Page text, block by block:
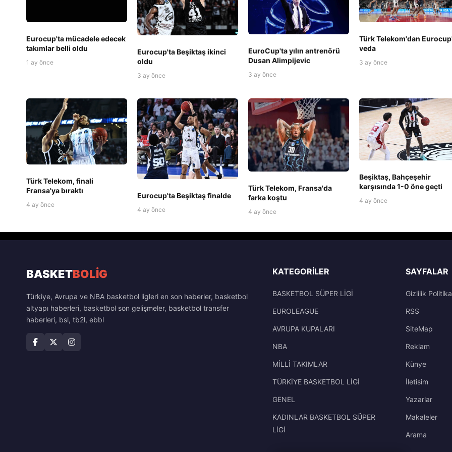
Eurocup'ta mücadele edecek
takımlar belli oldu
1 ay önce
Eurocup'ta Beşiktaş ikinci
oldu
3 ay önce
EuroCup'ta yılın antrenörü
Dusan Alimpijevic
3 ay önce
Türk Telekom'dan
veda
3 ay önce
Türk Telekom, finali
Fransa'ya bıraktı
4 ay önce
Eurocup'ta Beşiktaş finalde
4 ay önce
Türk Telekom, Fransa'da
farka koştu
4 ay önce
Beşiktaş, Bahçeşehir
karşısında 1-0 öne geçti
4 ay önce
BASKETBOLİG
Türkiye, Avrupa ve NBA basketbol ligleri en son haberler, basketbol
altyapı haberleri, basketbol son gelişmeler, basketbol transfer
haberleri, bsl, tb2l, ebbl
KATEGORILER
BASKETBOL SÜPER LİGİ
EUROLEAGUE
AVRUPA KUPALARI
NBA
MİLLİ TAKIMLAR
TÜRKİYE BASKETBOL LİGİ
GENEL
KADINLAR BASKETBOL SÜPER
LİGİ
SAYFALAR
Gizlilik
RSS
SiteMap
Reklam
Künye
İletisim
Yazarlar
Makaleler
Arama